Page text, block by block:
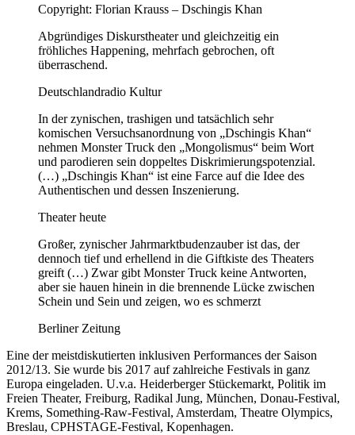
Copyright: Florian Krauss – Dschingis Khan
Abgründiges Diskurstheater und gleichzeitig ein
fröhliches Happening, mehrfach gebrochen, oft
überraschend.
Deutschlandradio Kultur
In der zynischen, trashigen und tatsächlich sehr
komischen Versuchsanordnung von „Dschingis Khan“
nehmen Monster Truck den „Mongolismus“ beim Wort
und parodieren sein doppeltes Diskrimierungspotenzial.
(…) „Dschingis Khan“ ist eine Farce auf die Idee des
Authentischen und dessen Inszenierung.
Theater heute
Großer, zynischer Jahrmarktbudenzauber ist das, der
dennoch tief und erhellend in die Giftkiste des Theaters
greift (…) Zwar gibt Monster Truck keine Antworten,
aber sie hauen hinein in die brennende Lücke zwischen
Schein und Sein und zeigen, wo es schmerzt
Berliner Zeitung
Eine der meistdiskutierten inklusiven Performances der Saison
2012/13. Sie wurde bis 2017 auf zahlreiche Festivals in ganz
Europa eingeladen. U.v.a. Heiderberger Stückemarkt, Politik im
Freien Theater, Freiburg, Radikal Jung, München, Donau-Festival,
Krems, Something-Raw-Festival, Amsterdam, Theatre Olympics,
Breslau, CPHSTAGE-Festival, Kopenhagen.